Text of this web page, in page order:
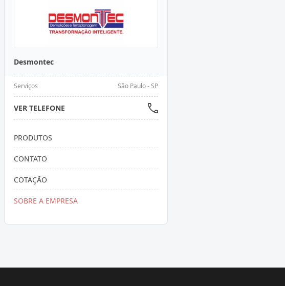
Desmontec
Serviços São Paulo - SP
VER TELEFONE
PRODUTOS
CONTATO
COTAÇÃO
SOBRE A EMPRESA